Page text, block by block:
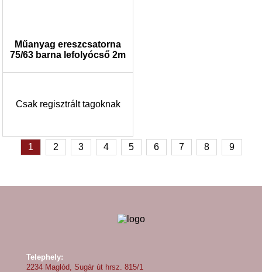
Műanyag ereszcsatorna
75/63 barna lefolyócső 2m
Csak regisztrált tagoknak
1 2 3 4 5 6 7 8 9
Telephely:
2234 Maglód, Sugár út hrsz. 815/1